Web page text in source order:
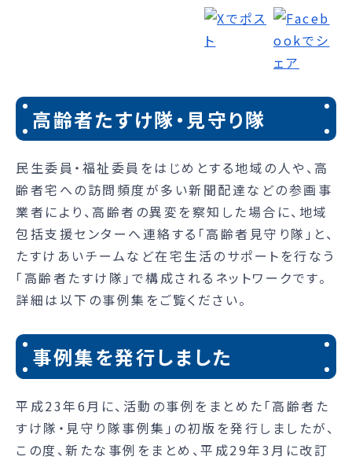
高齢者たすけ隊・見守り隊
民生委員・福祉委員をはじめとする地域の人や、高
齢者宅への訪問頻度が多い新聞配達などの参画事
業者により、高齢者の異変を察知した場合に、地域
包括支援センターへ連絡する「高齢者見守り隊」と、
たすけあいチームなど在宅生活のサポートを行なう
「高齢者たすけ隊」で構成されるネットワークです。
詳細は以下の事例集をご覧ください。
事例集を発行しました
平成23年6月に、活動の事例をまとめた「高齢者た
すけ隊・見守り隊事例集」の初版を発行しましたが、
この度、新たな事例をまとめ、平成29年3月に改訂